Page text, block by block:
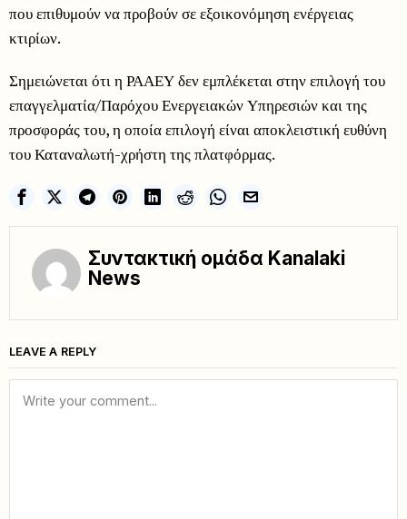
που επιθυμούν να προβούν σε εξοικονόμηση ενέργειας
κτιρίων.
Σημειώνεται ότι η ΡΑΑΕΥ δεν εμπλέκεται στην επιλογή του
επαγγελματία/Παρόχου Ενεργειακών Υπηρεσιών και της
προσφοράς του, η οποία επιλογή είναι αποκλειστική ευθύνη
του Καταναλωτή-χρήστη της πλατφόρμας.
Συντακτική ομάδα Kanalaki
News
LEAVE A REPLY